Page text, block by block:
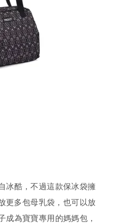
冰酷，不過這款保冰袋擁
更多包母乳袋，也可以放
成為寶寶專用的媽媽包，